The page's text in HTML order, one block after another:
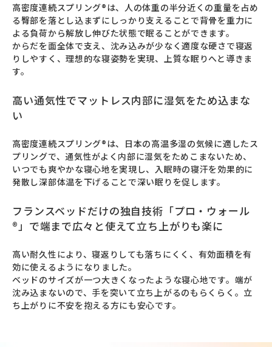
高密度連続スプリング®は、人の体重の半分近くの重量を占め
る臀部を落とし込まずにしっかり支えることで背骨を重力に
よる負荷から解放し伸びた状態で眠ることができます。
からだを面全体で支え、沈み込みが少なく適度な硬さで寝返
りしやすく、理想的な寝姿勢を実現、上質な眠りへと導きま
す。
高い通気性でマットレス内部に湿気をため込まな
い
高密度連続スプリング®は、日本の高温多湿の気候に適したス
プリングで、通気性がよく内部に湿気をためこまないため、
いつでも爽やかな寝心地を実現し、入眠時の寝汗を効果的に
発散し深部体温を下げることで深い眠りを促します。
フランスベッドだけの独自技術「プロ・ウォール
®」で端まで広々と使えて立ち上がりも楽に
高い耐久性により、寝返りしても落ちにくく、有効面積を有
効に使えるようになりました。
ベッドのサイズが一つ大きくなったような寝心地です。端が
沈み込まないので、手を突いて立ち上がるのもらくらく。立
ち上がりに不安を抱える方にも安心です。